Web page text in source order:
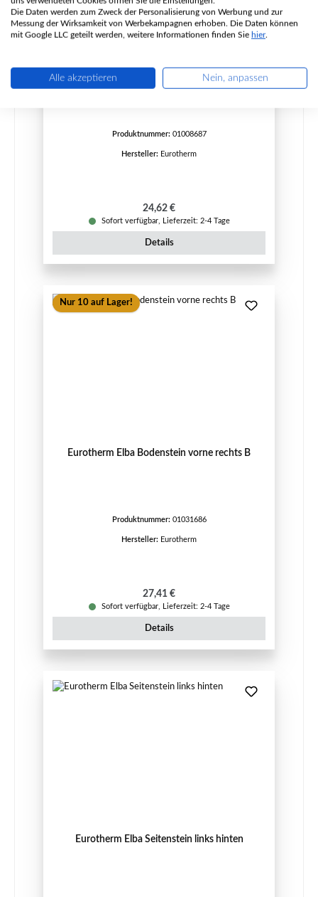
Eurotherm Elba Bodenstein hinten B
Produktnummer: 01008687
Hersteller: Eurotherm
Regulärer Preis:
24,62 €
Sofort verfügbar, Lieferzeit: 2-4 Tage
Details
Nur 10 auf Lager!
Eurotherm Elba Bodenstein vorne rechts B
Produktnummer: 01031686
Hersteller: Eurotherm
Regulärer Preis:
27,41 €
Sofort verfügbar, Lieferzeit: 2-4 Tage
Details
Eurotherm Elba Seitenstein links hinten
Die Daten werden zum Zweck der Personalisierung von Werbung und zur
Messung der Wirksamkeit von Werbekampagnen erhoben. Die Daten können
mit Google LLC geteilt werden, weitere Informationen finden Sie hier.
Alle akzeptieren Nein, anpassen